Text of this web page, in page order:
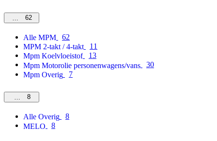
MPM62
Alle MPM
62
MPM 2-takt / 4-takt
11
Mpm Koelvloeistof
13
Mpm Motorolie personenwagens/vans
30
Mpm Overig
7
Overig
8
Alle Overig
8
MELO
8